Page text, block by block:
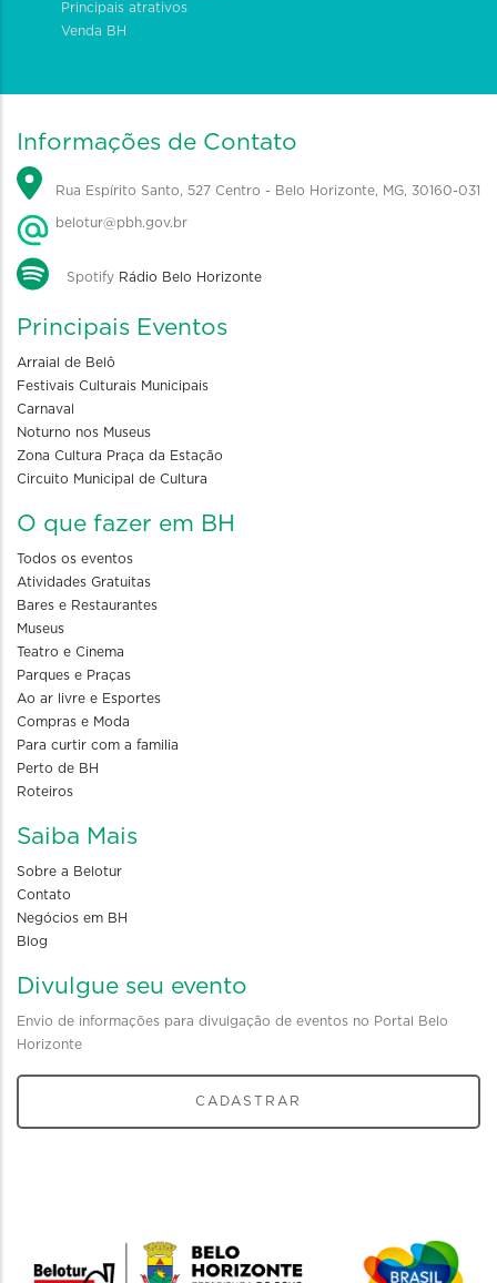
Principais atrativos
Venda BH
Informações de Contato
Rua Espírito Santo, 527 Centro - Belo Horizonte, MG, 30160-031
belotur@pbh.gov.br
Spotify Rádio Belo Horizonte
Principais Eventos
Arraial de Belô
Festivais Culturais Municipais
Carnaval
Noturno nos Museus
Zona Cultura Praça da Estação
Circuito Municipal de Cultura
O que fazer em BH
Todos os eventos
Atividades Gratuitas
Bares e Restaurantes
Museus
Teatro e Cinema
Parques e Praças
Ao ar livre e Esportes
Compras e Moda
Para curtir com a familia
Perto de BH
Roteiros
Saiba Mais
Sobre a Belotur
Contato
Negócios em BH
Blog
Divulgue seu evento
Envio de informações para divulgação de eventos no Portal Belo
Horizonte
CADASTRAR